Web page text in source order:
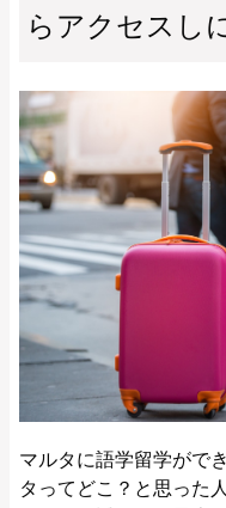
らアクセスし
マルタに語学留学がで
タってどこ？と思った